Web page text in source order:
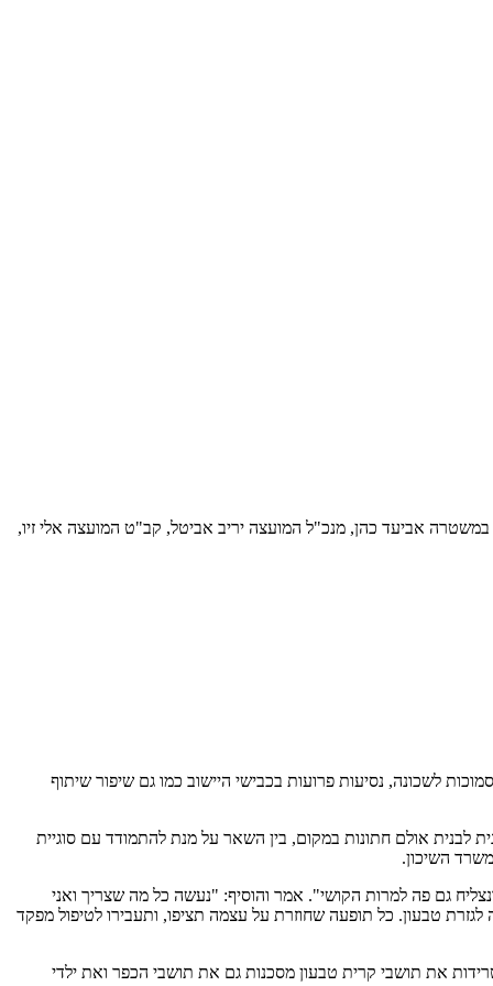
אביעד כהן, מנכ"ל המועצה יריב אביטל, קב"ט המועצה אלי זיו,
לשכונה, נסיעות פרועות בכבישי היישוב כמו גם שיפור שיתוף
לבנית אולם חתונות במקום, בין השאר על מנת להתמודד עם סוגיית
גם פה למרות הקושי". אמר והוסיף: "נעשה כל מה שצריך ואני
לאורך הכביש, נשתמש גם במצלמות של המועצה, נשקיע בניידת 24/7 בטבעון, שתהיה צמודה לגזרת טבעון. כל תופעה שחוזרת על עצמה תציפו, ותעבירו לטיפול מפקד
את תושבי קרית טבעון מסכנות גם את תושבי הכפר ואת ילדי